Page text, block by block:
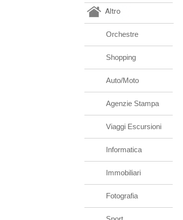
Altro
Orchestre
Shopping
Auto/Moto
Agenzie Stampa
Viaggi Escursioni
Informatica
Immobiliari
Fotografia